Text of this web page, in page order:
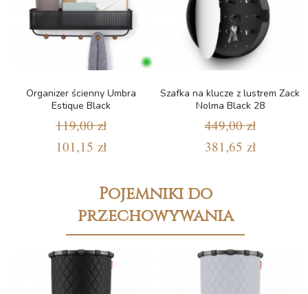
Organizer ścienny Umbra
Estique Black
119,00 zł
101,15 zł
Szafka na klucze z lustrem Zack
Nolma Black 28
449,00 zł
381,65 zł
Pojemniki do
przechowywania